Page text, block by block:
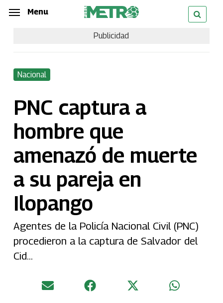
Skip
content
Menu
Publicidad
Nacional
PNC captura a
hombre que
amenazó de muerte
a su pareja en
Ilopango
Agentes de la Policía Nacional Civil (PNC)
procedieron a la captura de Salvador del
Cid...
Menu